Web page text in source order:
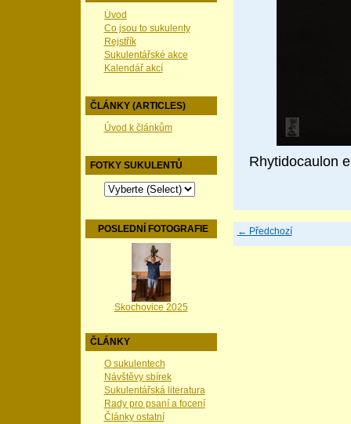
Úvod
Co jsou to sukulenty
Rejstřík
Sukulentářské akce
Kalendář akcí
ČLÁNKY (ARTICLES)
Úvod k článkům
FOTKY SUKULENTŮ
POSLEDNÍ FOTOGRAFIE
Skochovice 2025
ČLÁNKY
O sukulentech
Návštěvy sbírek
Sukulentářská literatura
Rady pro psaní a focení
Články ostatní
Rhytidocaulon
← Předchozí